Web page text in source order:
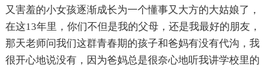
又害羞的小女孩逐渐成长为一个懂事又大方的大姑娘了，
在这13年里，你们不但是我的父母，还是我最好的朋友，
那天老师问我们这群青春期的孩子和爸妈有没有代沟，我
很开心地说没有，因为爸妈总是很奈心地听我讲学校里的